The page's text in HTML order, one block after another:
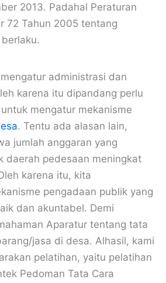
2013. Padahal Peraturan
72 Tahun 2005 tentang
administrasi dan
karena itu dipandang perlu
mengatur mekanisme
. Tentu ada alasan lain,
jumlah anggaran yang
daerah pedesaan meningkat
karena itu, kita
pengadaan publik yang
dan akuntabel. Demi
Aparatur tentang tata
jasa di desa. Alhasil, kami
pelatihan, yaitu pelatihan
Pedoman Tata Cara